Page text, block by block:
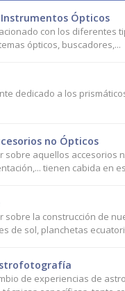
Ópticos
con los diferentes
ópticos, buscadores,...
dedicado a los
no Ópticos
sobre aquellos accesorios
tienen cabida en
sobre la construcción de
de sol, planchetas
de experiencias de